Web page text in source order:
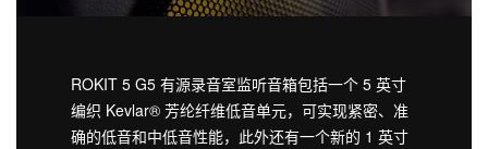
ROKIT 5 G5 有源录音室监听音箱包括一个 5 英寸
编织 Kevlar® 芳纶纤维低音单元，可实现紧密、准
确的低音和中低音性能，此外还有一个新的 1 英寸